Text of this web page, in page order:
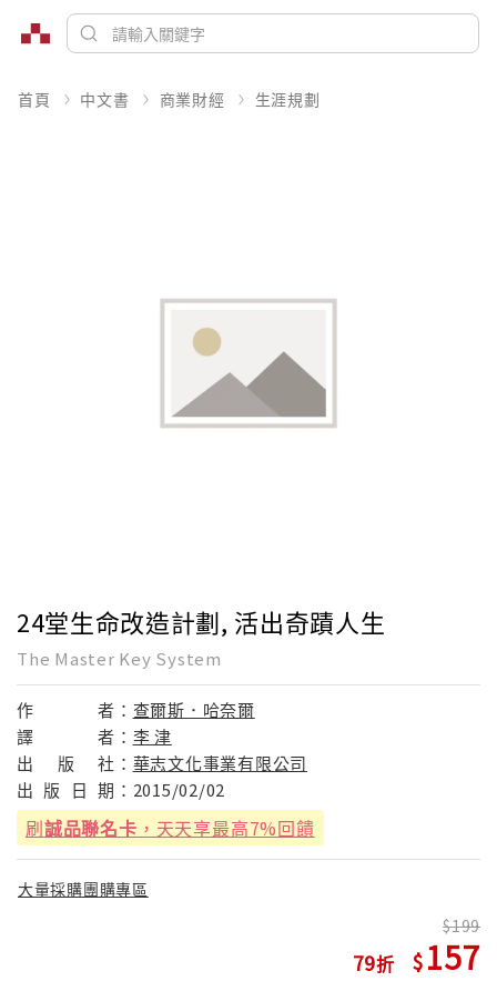
首頁 中文書 商業財經 生涯規劃
24堂生命改造計劃, 活出奇蹟人生
The Master Key System
作 者： 查爾斯．哈奈爾
譯
者： 李 津
出
版 社： 華志文化事業有限公司
出 版 日 期： 2015/02/02
刷誠品聯名卡 ，天天享最高7%回饋
大量採購團購專區
79
199
157